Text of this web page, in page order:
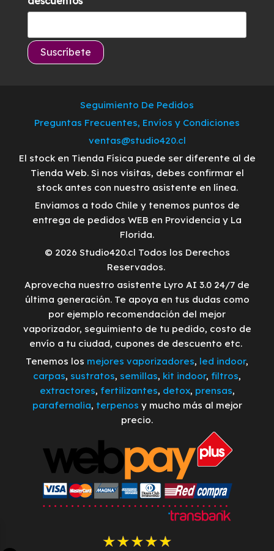
Seguimiento De Pedidos
Preguntas Frecuentes, Envíos y Condiciones
ventas@studio420.cl
El stock en Tienda Física puede ser diferente al de
Tienda Web. Si nos visitas, debes confirmar el
stock antes con nuestro asistente en línea.
Enviamos a todo Chile y tenemos puntos de
entrega de pedidos WEB en Providencia y La
Florida.
© 2026 Studio420.cl Todos los Derechos
Reservados.
Aprovecha nuestro asistente Lyro AI 3.0 24/7 de
última generación. Te apoya en tus dudas como
por ejemplo recomendación del mejor
vaporizador, seguimiento de tu pedido, costo de
envío a tu ciudad, cupones de descuento etc.
Tenemos los mejores vaporizadores, led indoor,
carpas, sustratos, semillas, kit indoor, filtros,
extractores, fertilizantes, detox, prensas,
parafernalia, terpenos y mucho más al mejor
precio.